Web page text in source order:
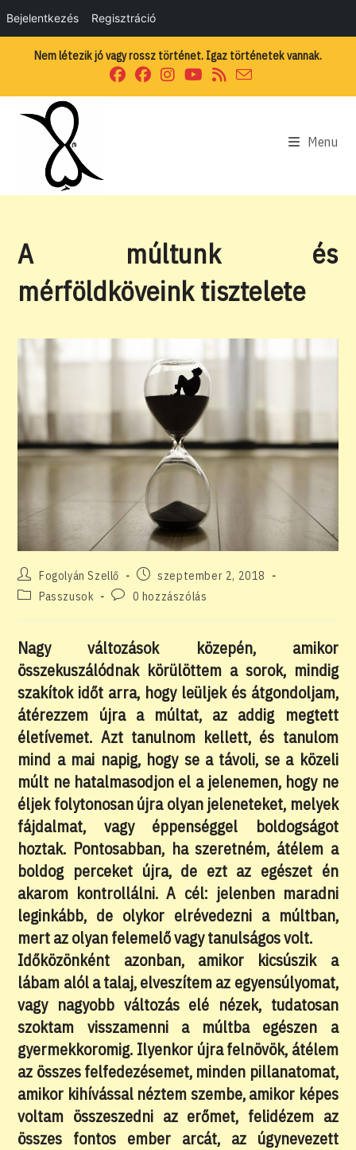
Bejelentkezés Regisztráció
Nem létezik jó vagy rossz történet. Igaz történetek vannak.
Menu
A múltunk és
mérföldköveink tisztelete
Post
author:
Fogolyán Szellő
Post
published:
szeptember 2, 2018
PostPasszusok
Post0 hozzászólás
Nagy változások közepén, amikor
összekuszálódnak körülöttem a sorok, mindig
szakítok időt arra, hogy leüljek és átgondoljam,
átérezzem újra a múltat, az addig megtett
életívemet. Azt tanulnom kellett, és tanulom
mind a mai napig, hogy se a távoli, se a közeli
múlt ne hatalmasodjon el a jelenemen, hogy ne
éljek folytonosan újra olyan jeleneteket, melyek
fájdalmat, vagy éppenséggel boldogságot
hoztak. Pontosabban, ha szeretném, átélem a
boldog perceket újra, de ezt az egészet én
akarom kontrollálni. A cél: jelenben maradni
leginkább, de olykor elrévedezni a múltban,
mert az olyan felemelő vagy tanulságos volt.
Időközönként azonban, amikor kicsúszik a
lábam alól a talaj, elveszítem az egyensúlyomat,
vagy nagyobb változás elé nézek, tudatosan
szoktam visszamenni a múltba egészen a
gyermekkoromig. Ilyenkor újra felnövök, átélem
az összes felfedezésemet, minden pillanatomat,
amikor kihívással néztem szembe, amikor képes
voltam összeszedni az erőmet, felidézem az
összes fontos ember arcát, az úgynevezett